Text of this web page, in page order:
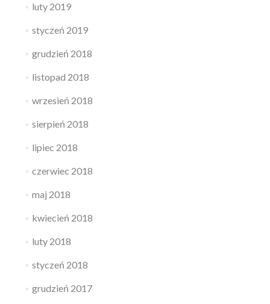
luty 2019
styczeń 2019
grudzień 2018
listopad 2018
wrzesień 2018
sierpień 2018
lipiec 2018
czerwiec 2018
maj 2018
kwiecień 2018
luty 2018
styczeń 2018
grudzień 2017